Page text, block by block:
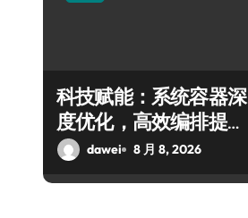
科技赋能：系统容器深
度优化，高效编排提升
服务器交互效能
dawei 8 月 8, 2026